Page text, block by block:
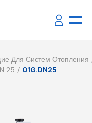
Для Систем Отопления
25 01G.DN25